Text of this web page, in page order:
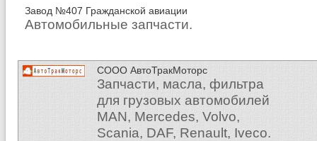
Завод №407 Гражданской авиации
Автомобильные запчасти.
СООО АвтоТракМоторс
Запчасти, масла, фильтра
для грузовых автомобилей
MAN, Mercedes, Volvo,
Scania, DAF, Renault, Iveco.